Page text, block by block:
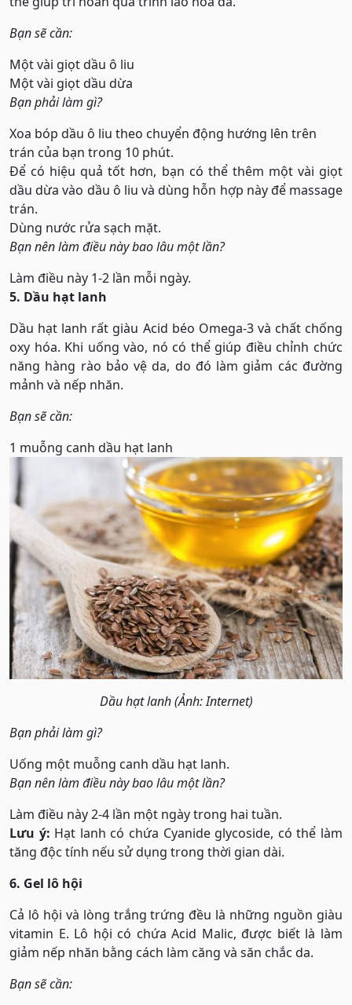
Bạn sẽ cần:
Một vài giọt dầu ô liu
Một vài giọt dầu dừa
Bạn phải làm gì?
Xoa bóp dầu ô liu theo chuyển động hướng lên trên
trán của bạn trong 10 phút.
Để có hiệu quả tốt hơn, bạn có thể thêm một vài giọt
dầu dừa vào dầu ô liu và dùng hỗn hợp này để massage
trán.
Dùng nước rửa sạch mặt.
Bạn nên làm điều này bao lâu một lần?
Làm điều này 1-2 lần mỗi ngày.
5. Dầu hạt lanh
Dầu hạt lanh rất giàu Acid béo Omega-3 và chất chống
oxy hóa. Khi uống vào, nó có thể giúp điều chỉnh chức
năng hàng rào bảo vệ da, do đó làm giảm các đường
mảnh và nếp nhăn.
Bạn sẽ cần:
1 muỗng canh dầu hạt lanh
Dầu hạt lanh (Ảnh: Internet)
Bạn phải làm gì?
Uống một muỗng canh dầu hạt lanh.
Bạn nên làm điều này bao lâu một lần?
Làm điều này 2-4 lần một ngày trong hai tuần.
Lưu ý: Hạt lanh có chứa Cyanide glycoside, có thể làm
tăng độc tính nếu sử dụng trong thời gian dài.
6. Gel lô hội
Cả lô hội và lòng trắng trứng đều là những nguồn giàu
vitamin E. Lô hội có chứa Acid Malic, được biết là làm
giảm nếp nhăn bằng cách làm căng và săn chắc da.
Bạn sẽ cần: